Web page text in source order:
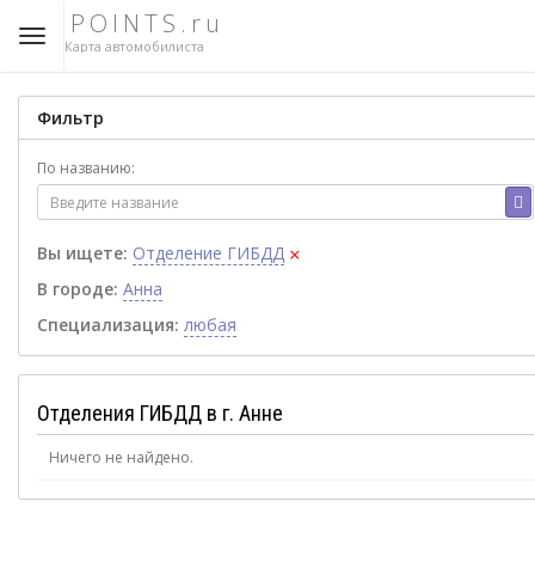
POINTS.ru
Карта автомобилиста
Фильтр
По названию:
Вы ищете: Отделение ГИБДД ×
В городе: Анна
Специализация: любая
Отделения ГИБДД в г. Анне
Ничего не найдено.